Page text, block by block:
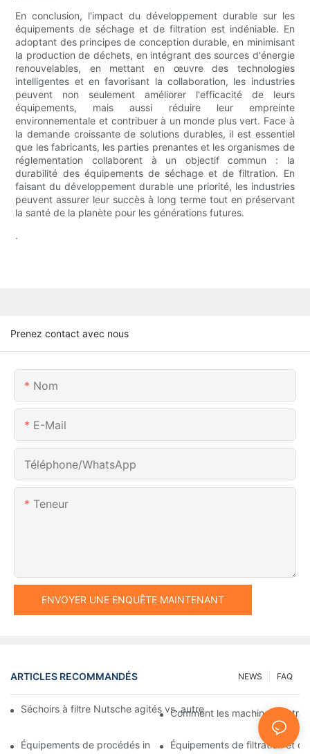
En conclusion, l'impact du développement durable sur les
équipements de séchage et de filtration est indéniable. En
adoptant des principes de conception durable, en minimisant
la production de déchets, en intégrant des sources d'énergie
renouvelables, en mettant en œuvre des technologies
intelligentes et en favorisant la collaboration, les industries
peuvent non seulement améliorer l'efficacité de leurs
équipements, mais aussi réduire leur empreinte
environnementale et contribuer à un monde plus vert. Face à
la demande croissante de solutions durables, il est essentiel
que les fabricants, les parties prenantes et les organismes de
réglementation collaborent à un objectif commun : la
durabilité des équipements de séchage et de filtration. En
faisant du développement durable une priorité, les industries
peuvent assurer leur succès à long terme tout en préservant
la santé de la planète pour les générations futures.
.
Prenez contact avec nous
Nom
E-Mail
Téléphone/WhatsApp
Teneur
ENVOYER UNE ENQUÊTE MAINTENANT
ARTICLES RECOMMANDÉS FAQ
NEWS
Séchoirs à filtre Nutsche agités vs. autres méthodes de
Comment les machines de
Équipements de procédés industriels : des innovations qui
Équipements de filtration et